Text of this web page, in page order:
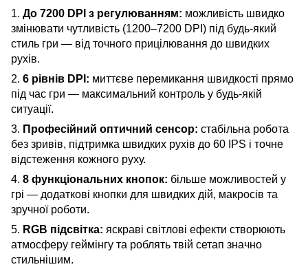
1. До 7200 DPI з регулюванням: можливість швидко
змінювати чутливість (1200–7200 DPI) під будь-який
стиль гри — від точного прицілювання до швидких
рухів.
2. 6 рівнів DPI: миттєве перемикання швидкості прямо
під час гри — максимальний контроль у будь-якій
ситуації.
3. Професійний оптичний сенсор: стабільна робота
без зривів, підтримка швидких рухів до 60 IPS і точне
відстеження кожного руху.
4. 8 функціональних кнопок: більше можливостей у
грі — додаткові кнопки для швидких дій, макросів та
зручної роботи.
5. RGB підсвітка: яскраві світлові ефекти створюють
атмосферу геймінгу та роблять твій сетап значно
стильнішим.